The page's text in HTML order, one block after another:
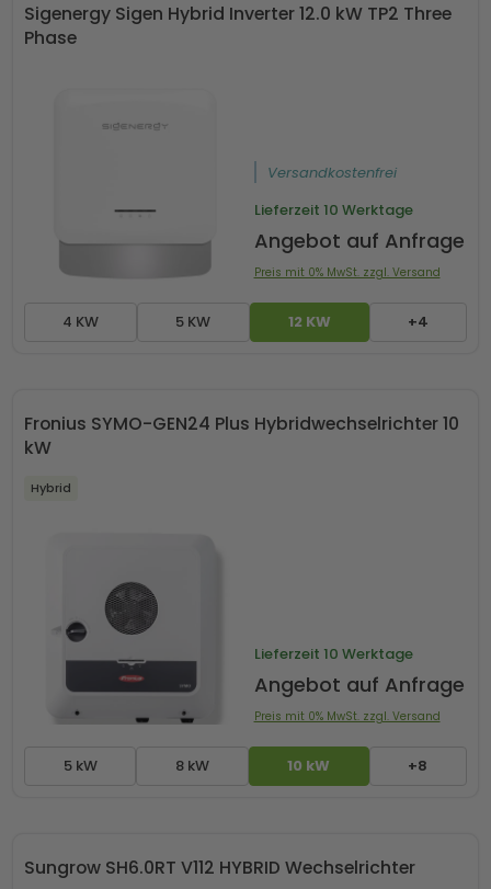
Sigenergy Sigen Hybrid Inverter 12.0 kW TP2 Three
Phase
4 KW 5 KW 12 KW +4
Versandkostenfrei
Lieferzeit 10 Werktage
Angebot auf Anfrage
Preis mit 0% MwSt. zzgl. Versand
Fronius SYMO-GEN24 Plus Hybridwechselrichter 10
kW
Hybrid
5 kW 8 kW 10 kW +8
Lieferzeit 10 Werktage
Angebot auf Anfrage
Preis mit 0% MwSt. zzgl. Versand
Sungrow SH6.0RT V112 HYBRID Wechselrichter